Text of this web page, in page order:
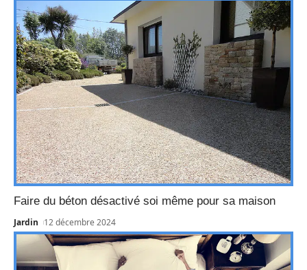
Faire du béton désactivé soi même pour sa maison
Jardin 12 décembre 2024